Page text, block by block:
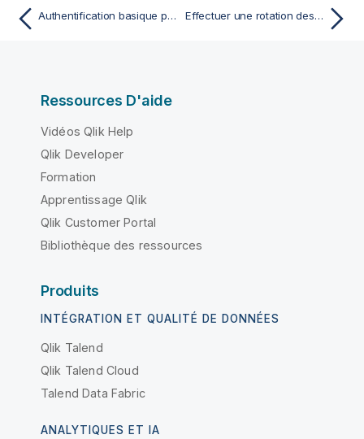
Authentification basique pour les référentiels de mise à jour dans le Studio Talend Effectuer une rotation des clés dans le Studio Talend
Ressources D'aide
Vidéos Qlik Help
Qlik Developer
Formation
Apprentissage Qlik
Qlik Customer Portal
Bibliothèque des ressources
Produits
INTÉGRATION ET QUALITÉ DE DONNÉES
Qlik Talend
Qlik Talend Cloud
Talend Data Fabric
ANALYTIQUES ET IA